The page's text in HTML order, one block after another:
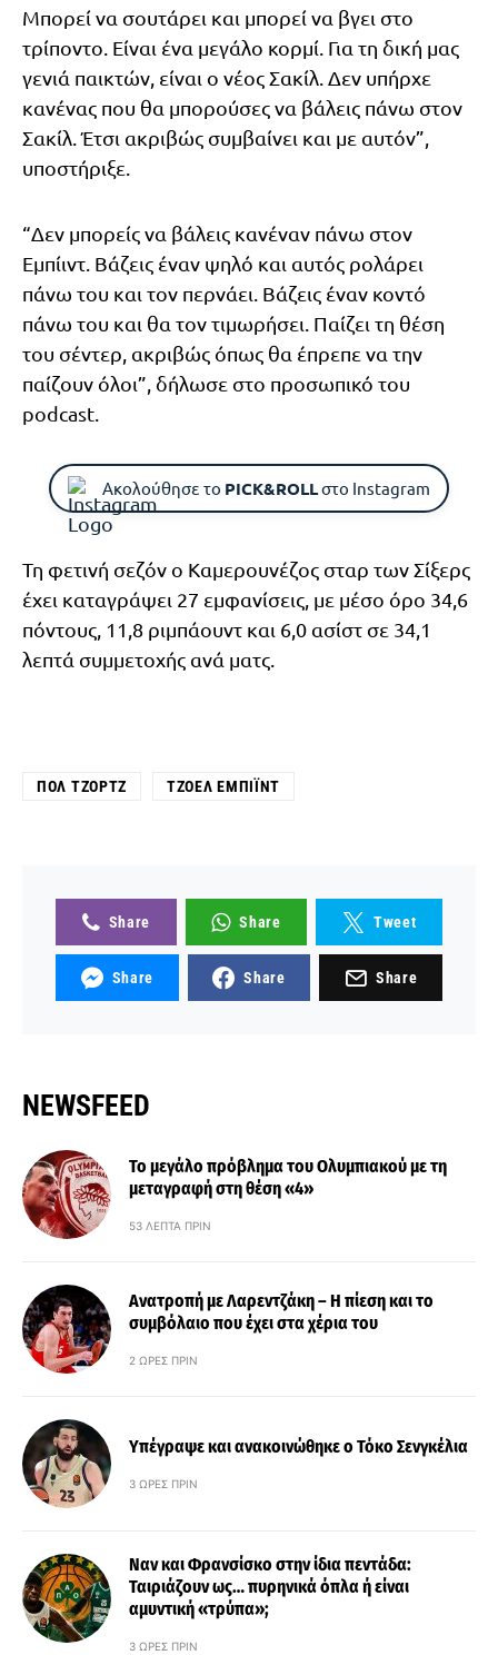
Μπορεί να σουτάρει και μπορεί να βγει στο
τρίποντο. Είναι ένα μεγάλο κορμί. Για τη δική μας
γενιά παικτών, είναι ο νέος Σακίλ. Δεν υπήρχε
κανένας που θα μπορούσες να βάλεις πάνω στον
Σακίλ. Έτσι ακριβώς συμβαίνει και με αυτόν”,
υποστήριξε.
“Δεν μπορείς να βάλεις κανέναν πάνω στον
Εμπίιντ. Βάζεις έναν ψηλό και αυτός ρολάρει
πάνω του και τον περνάει. Βάζεις έναν κοντό
πάνω του και θα τον τιμωρήσει. Παίζει τη θέση
του σέντερ, ακριβώς όπως θα έπρεπε να την
παίζουν όλοι”, δήλωσε στο προσωπικό του
podcast.
Ακολούθησε το PICK&ROLLστο Instagram
Τη φετινή σεζόν ο Καμερουνέζος σταρ των Σίξερς
έχει καταγράψει 27 εμφανίσεις, με μέσο όρο 34,6
πόντους, 11,8 ριμπάουντ και 6,0 ασίστ σε 34,1
λεπτά συμμετοχής ανά ματς.
ΠΟΛ ΤΖΟΡΤΖ ΤΖΟΈΛ ΕΜΠΊΙΝΤ
Share Share Tweet
Share Share Share
NEWSFEED
Το μεγάλο πρόβλημα του Ολυμπιακού με τη
μεταγραφή στη θέση «4»
53 ΛΕΠΤΆ ΠΡΙΝ
Ανατροπή με Λαρεντζάκη – Η πίεση και το
συμβόλαιο που έχει στα χέρια του
2 ΏΡΕΣ ΠΡΙΝ
Υπέγραψε και ανακοινώθηκε ο Τόκο Σενγκέλια
3 ΏΡΕΣ ΠΡΙΝ
Ναν και Φρανσίσκο στην ίδια πεντάδα:
Ταιριάζουν ως… πυρηνικά όπλα ή είναι
αμυντική «τρύπα»;
3 ΏΡΕΣ ΠΡΙΝ